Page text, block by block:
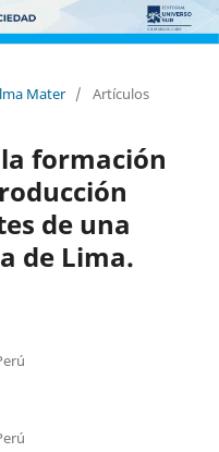
Mater / Artículos
formación
de una
de Lima.